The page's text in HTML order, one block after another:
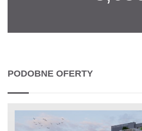
PODOBNE OFERTY